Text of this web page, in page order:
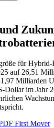
für Hybrid-
auf 26,51
Milliarden
Dollar im Jahr